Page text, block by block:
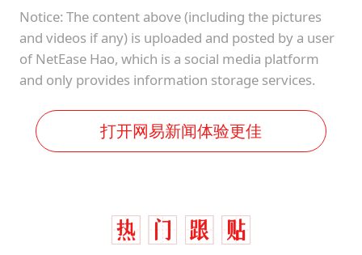
Notice: The content above (including the pictures
and videos if any) is uploaded and posted by a user
of NetEase Hao, which is a social media platform
and only provides information storage services.
打开网易新闻体验更佳